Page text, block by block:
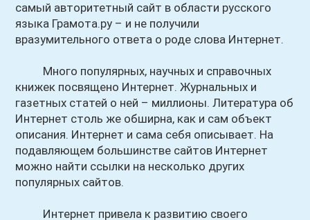
самый авторитетный сайт в области русского
языка Грамота.ру – и не получили
вразумительного ответа о роде слова Интернет.
Много популярных, научных и справочных
книжек посвящено Интернет. Журнальных и
газетных статей о ней – миллионы. Литература об
Интернет столь же обширна, как и сам объект
описания. Интернет и сама себя описывает. На
подавляющем большинстве сайтов Интернет
можно найти ссылки на несколько других
популярных сайтов.
Интернет привела к развитию своего